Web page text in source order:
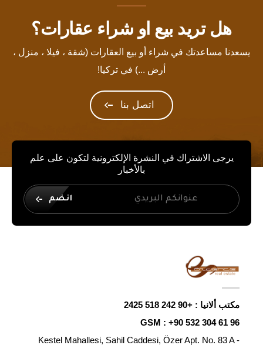
هل تريد بيع او شراء عقارات؟
يسعدنا مساعدتك في شراء أو بيع العقارات (شقة ، فيلا ، منزل ،
أرض ...) في تركيا!
اتصل بنا
يرجى الاشتراك في النشرة الإلكترونية لتكون على علم
بالأخبار
انضم
مكتب ألانيا : +90 242 518 2425
GSM : +90 532 304 61 96
Kestel Mahallesi, Sahil Caddesi, Özer Apt. No. 83 A -